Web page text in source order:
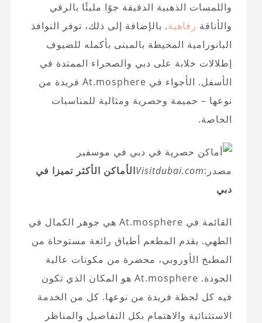
واللمسات الذهبية الدقيقة جوًا مليئًا بالرقي
والأناقة رفاهية. بالإضافة إلى ذلك، توفر النوافذ
البانورامية المحيطة بالمبنى بأكمله للضيوف
إطلالات خلابة على دبي والصحراء الممتدة في
الأسفل. الأجواء في At.mosphere فريدة من
نوعها – حميمة وحصرية ومثالية للمناسبات
الخاصة.
مصدر:Visitdubai.comالأماكن الأكثر تميزا في
دبي
القائمة في At.mosphere هي جوهر الكمال في
الطهي. يقدم المطعم أطباق رائعة مستوحاة من
المطبخ الأوروبي، محضرة من مكونات عالية
الجودة. At.mosphere هو المكان الذي تكون
فيه كل لحظة فريدة من نوعها. كل من الخدمة
الاستثنائية والاهتمام بكل التفاصيل والمناظر